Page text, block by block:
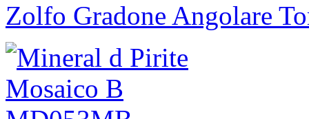
Zolfo Gradone Angolare